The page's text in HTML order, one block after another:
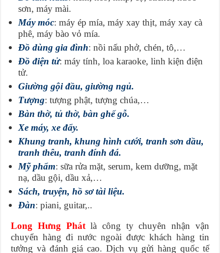
sơn, máy mài.
Máy móc: máy ép mía, máy xay thịt, máy xay cà
phê, máy bào vỏ mía.
Đồ dùng gia đình: nồi nấu phở, chén, tô,…
Đồ điện tử: máy tính, loa karaoke, linh kiện điện
tử.
Giường gội đầu, giường ngủ.
Tượng: tượng phật, tượng chúa,…
Bàn thờ, tủ thờ, bàn ghế gỗ.
Xe máy, xe đẩy.
Khung tranh, khung hình cưới, tranh sơn dầu,
tranh thêu, tranh đính đá.
Mỹ phẩm: sữa rửa mặt, serum, kem dưỡng, mặt
nạ, dầu gội, dầu xả,…
Sách, truyện, hồ sơ tài liệu.
Đàn: piani, guitar,..
Long Hưng Phátlà công ty chuyên nhận vận
chuyển hàng đi nước ngoài được khách hàng tin
tưởng và đánh giá cao. Dịch vụ gửi hàng quốc tế